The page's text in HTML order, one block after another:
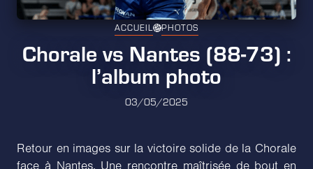
ACCUEIL PHOTOS
Chorale vs Nantes (88-73) :
l’album photo
03/05/2025
Retour en images sur la victoire solide de la Chorale
face à Nantes. Une rencontre maîtrisée de bout en